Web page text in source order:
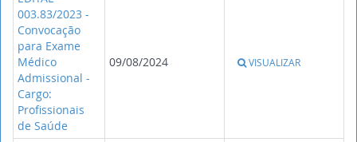
003.83/2023 -
Convocação
para Exame
Médico
Admissional -
Cargo:
Profissionais
de Saúde
09/08/2024 VISUALIZAR